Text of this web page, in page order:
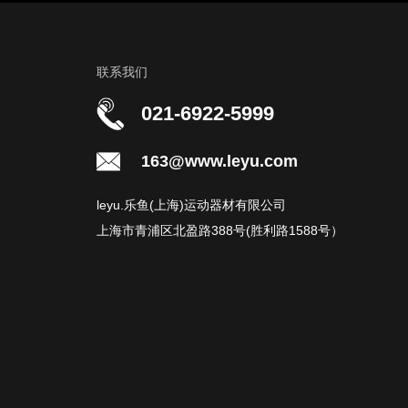
联系我们
021-6922-5999
163@www.leyu.com
leyu.乐鱼(上海)运动器材有限公司
上海市青浦区北盈路388号(胜利路1588号）